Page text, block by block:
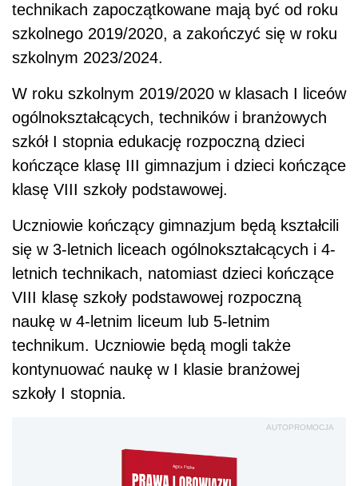
technikach zapoczątkowane mają być od roku
szkolnego 2019/2020, a zakończyć się w roku
szkolnym 2023/2024.
W roku szkolnym 2019/2020 w klasach I liceów
ogólnokształcących, techników i branżowych
szkół I stopnia edukację rozpoczną dzieci
kończące klasę III gimnazjum i dzieci kończące
klasę VIII szkoły podstawowej.
Uczniowie kończący gimnazjum będą kształcili
się w 3-letnich liceach ogólnokształcących i 4-
letnich technikach, natomiast dzieci kończące
VIII klasę szkoły podstawowej rozpoczną
naukę w 4-letnim liceum lub 5-letnim
technikum. Uczniowie będą mogli także
kontynuować naukę w I klasie branżowej
szkoły I stopnia.
AUTOPROMOCJA